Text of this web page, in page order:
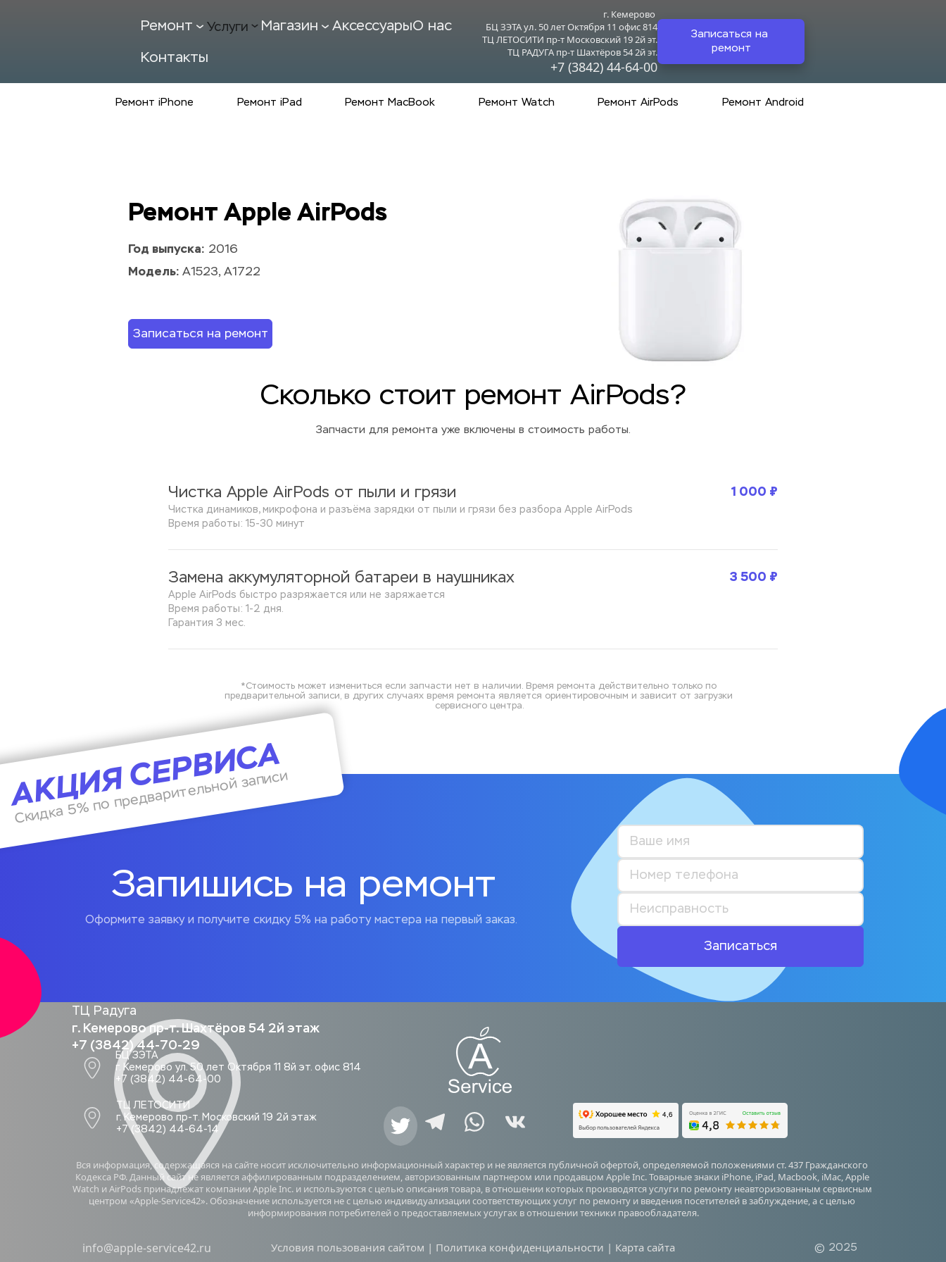
Ремонт Услуги Магазин АксессуарыО нас
Контакты
г. Кемерово
БЦ ЗЭТА ул. 50 лет Октября 11 офис 814
ТЦ ЛЕТОСИТИ пр-т Московский 19 2й эт.
ТЦ РАДУГА пр-т Шахтёров 54 2й эт.
+7 (3842) 44-64-00
Записаться на
ремонт
Ремонт iPhone Ремонт iPad Ремонт MacBook Ремонт Watch Ремонт AirPods Ремонт Android
Ремонт Apple AirPods
Год выпуска: 2016
Модель: A1523, A1722
Записаться на ремонт
Сколько стоит ремонт AirPods?
Запчасти для ремонта уже включены в стоимость работы.
Чистка Apple AirPods от пыли и грязи
Чистка динамиков, микрофона и разъёма зарядки от пыли и грязи без разбора Apple AirPods
Время работы: 15-30 минут
1 000 ₽
Замена аккумуляторной батареи в наушниках
Apple AirPods быстро разряжается или не заряжается
Время работы: 1-2 дня.
Гарантия 3 мес.
3 500 ₽
*Стоимость может измениться если запчасти нет в наличии. Время ремонта действительно только по
предварительной записи, в других случаях время ремонта является ориентировочным и зависит от загрузки
сервисного центра.
Оформите заявку и получите скидку 5% на работу мастера на первый заказ.
Запишись на ремонт
АКЦИЯ СЕРВИСА
Скидка 5% по предварительной записи
Записаться
© 2025
БЦ ЗЭТА
г. Кемерово ул. 50 лет Октября 11 8й эт. офис 814
+7 (3842) 44-64-00
info@apple-service42.ru
Вся информация, содержащаяся на сайте носит исключительно информационный характер и не является публичной офертой, определяемой положениями ст. 437 Гражданского
Кодекса РФ. Данный сайт не является аффилированным подразделением, авторизованным партнером или продавцом Apple Inc. Товарные знаки iPhone, iPad, Macbook, iMac, Apple
Watch и AirPods принадлежат компании Apple Inc. и используются с целью описания товара, в отношении которых производятся услуги по ремонту неавторизованным сервисным
центром «Apple-Service42». Обозначение используется не с целью индивидуализации соответствующих услуг по ремонту и введения посетителей в заблуждение, а с целью
информирования потребителей о предоставляемых услугах в отношении техники правообладателя.
Условия пользования сайтом | Политика конфиденциальности | Карта сайта
ТЦ ЛЕТОСИТИ
г. Кемерово пр-т. Московский 19 2й этаж
+7 (3842) 44-64-14
ТЦ Радуга
г. Кемерово пр-т. Шахтёров 54 2й этаж
+7 (3842) 44-70-29